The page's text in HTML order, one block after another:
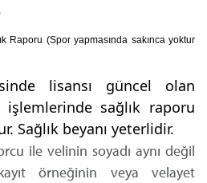
Raporu (Spor yapmasında sakınca yoktur
lisansı güncel olan
işlemlerinde sağlık raporu
Sağlık beyanı yeterlidir.
ile velinin soyadı aynı değil
örneğinin veya velayet